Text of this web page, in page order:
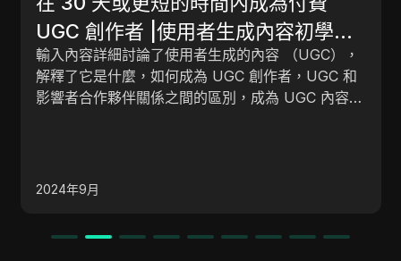
工作機會的門戶
本指南將引導您完成 Remotasks 登錄過程，説明您
輕鬆瀏覽平臺並充分利用您的遠端工作經驗，以及如
何開始。
2025年4月